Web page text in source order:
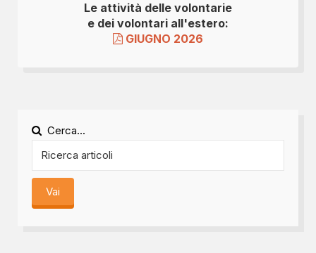
Le attività delle volontarie
e dei volontari all'estero:
GIUGNO 2026
Cerca...
Vai